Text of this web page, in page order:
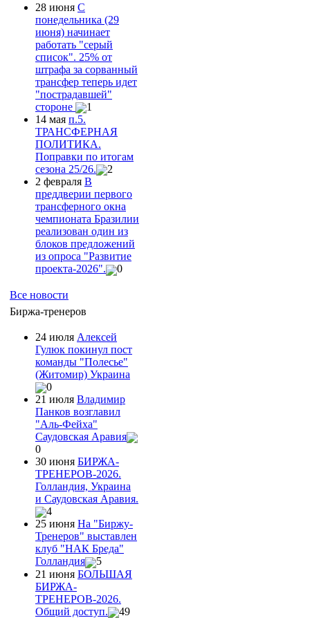
28 июня С
понедельника (29
июня) начинает
работать "серый
список". 25% от
штрафа за сорванный
трансфер теперь идет
"пострадавшей"
стороне
1
14 мая п.5.
ТРАНСФЕРНАЯ
ПОЛИТИКА.
Поправки по итогам
сезона 25/26.
2
2 февраля В
преддверии первого
трансферного окна
чемпионата Бразилии
реализован один из
блоков предложений
из опроса "Развитие
проекта-2026".
0
Все новости
Биржа-тренеров
24 июля Алексей
Гулюк покинул пост
команды "Полесье"
(Житомир) Украина
0
21 июля Владимир
Панков возглавил
"Аль-Фейха"
Саудовская Аравия
0
30 июня БИРЖА-
ТРЕНЕРОВ-2026.
Голландия, Украина
и Саудовская Аравия.
4
25 июня На "Биржу-
Тренеров" выставлен
клуб "НАК Бреда"
Голландия
5
21 июня БОЛЬШАЯ
БИРЖА-
ТРЕНЕРОВ-2026.
Общий доступ.
49